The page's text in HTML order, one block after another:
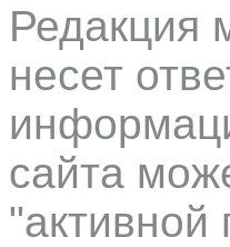
Редакция
несет
сайта
"активной